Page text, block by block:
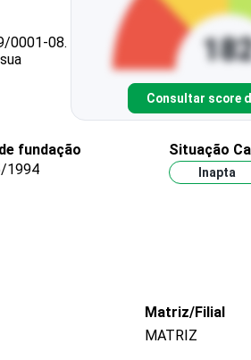
0001-08.
Consultar score
fundação
1994
Situação
Inapta
Matriz/Filial
MATRIZ